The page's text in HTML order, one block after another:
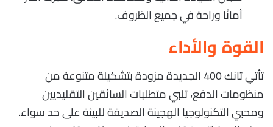
أمانًا وراحة في جميع الظروف.
القوة والأداء
تأتي تانك 400 الجديدة مزودة بتشكيلة متنوعة من
منظومات الدفع، تلبي متطلبات السائقين التقليديين
ومحبي التكنولوجيا الهجينة الصديقة للبيئة على حد سواء.